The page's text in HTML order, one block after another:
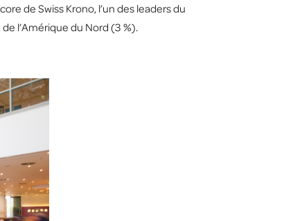
de Swiss Krono, l’un des leaders du
l’Amérique du Nord (3 %).